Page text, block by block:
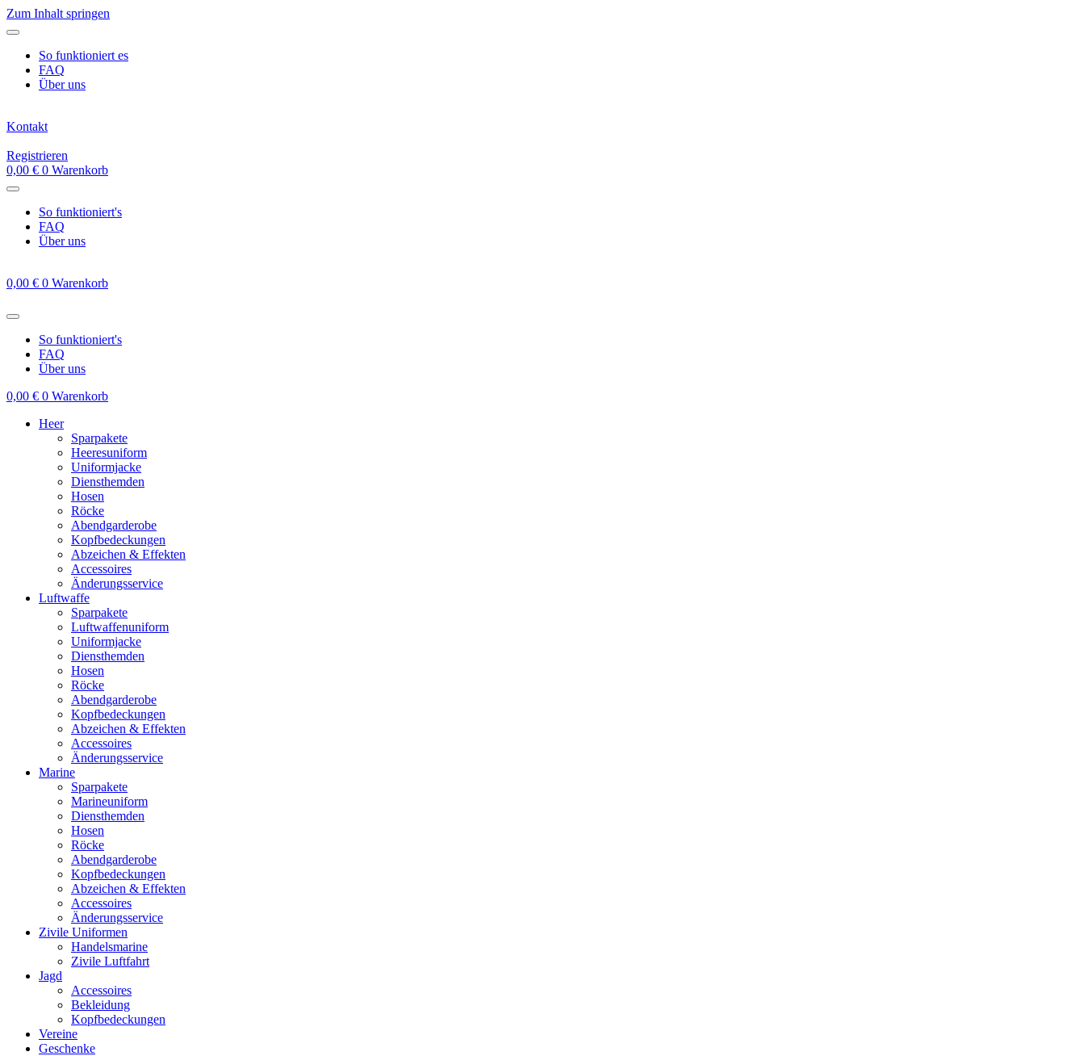
Zum Inhalt springen
So funktioniert es
FAQ
Über uns
Kontakt
Registrieren
0,00 € 0 Warenkorb
So funktioniert's
FAQ
Über uns
0,00 € 0 Warenkorb
So funktioniert's
FAQ
Über uns
0,00 € 0 Warenkorb
Heer
Sparpakete
Heeresuniform
Uniformjacke
Diensthemden
Hosen
Röcke
Abendgarderobe
Kopfbedeckungen
Abzeichen & Effekten
Accessoires
Änderungsservice
Luftwaffe
Sparpakete
Luftwaffenuniform
Uniformjacke
Diensthemden
Hosen
Röcke
Abendgarderobe
Kopfbedeckungen
Abzeichen & Effekten
Accessoires
Änderungsservice
Marine
Sparpakete
Marineuniform
Diensthemden
Hosen
Röcke
Abendgarderobe
Kopfbedeckungen
Abzeichen & Effekten
Accessoires
Änderungsservice
Zivile Uniformen
Handelsmarine
Zivile Luftfahrt
Jagd
Accessoires
Bekleidung
Kopfbedeckungen
Vereine
Geschenke